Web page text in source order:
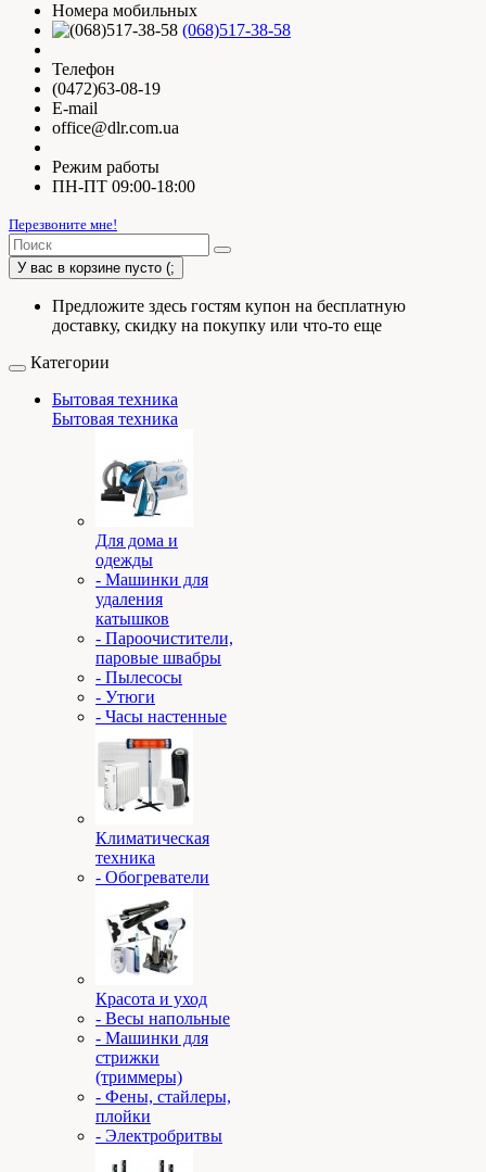
Номера мобильных
(068)517-38-58
Телефон
(0472)63-08-19
E-mail
office@dlr.com.ua
Режим работы
ПН-ПТ 09:00-18:00
Перезвоните мне!
У вас в корзине пусто (;
Предложите здесь гостям купон на бесплатную
доставку, скидку на покупку или что-то еще
Категории
Бытовая техника
Бытовая техника
Для дома и
одежды
- Машинки для
удаления
катышков
- Пароочистители,
паровые швабры
- Пылесосы
- Утюги
- Часы настенные
Климатическая
техника
- Обогреватели
Красота и уход
- Весы напольные
- Машинки для
стрижки
(триммеры)
- Фены, стайлеры,
плойки
- Электробритвы